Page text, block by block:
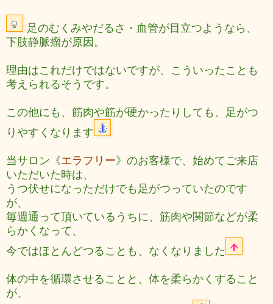
足のむくみやだるさ・血管が目立つようなら、
下肢静脈瘤が原因。
理由はこれだけではないですが、こういったことも
考えられるそうです。
この他にも、筋肉や筋が硬かったりしても、足がつ
りやすくなります
当サロン《エラフリー》のお客様で、始めてご来店
いただいた時は、
うつ伏せになっただけでも足がつっていたのです
が、
毎週通って頂いているうちに、筋肉や関節などが柔
らかくなって、
今ではほとんどつることも、なくなりました
体の中を循環させることと、体を柔らかくすること
が、